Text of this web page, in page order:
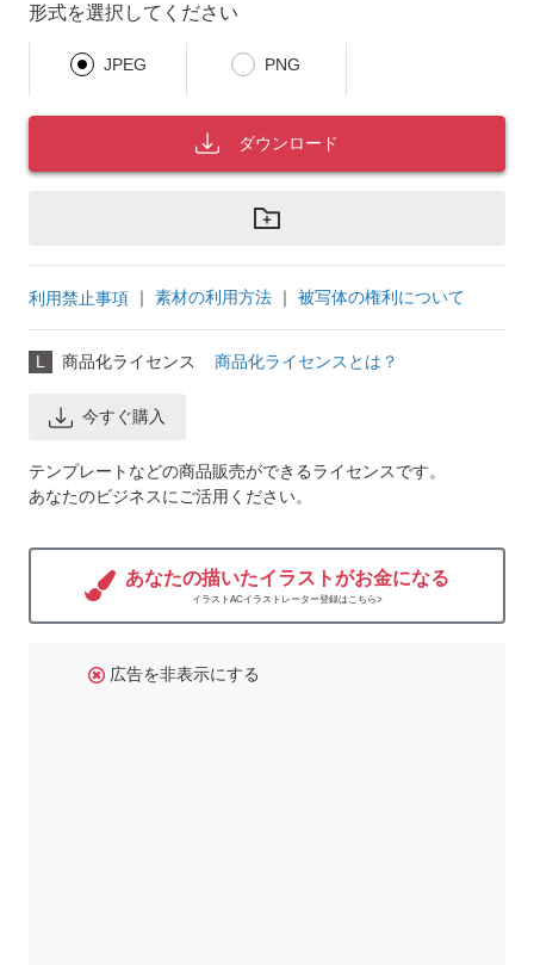
形式を選択してください
JPEG PNG
ダウンロード
利用禁止事項 ｜ 素材の利用方法 ｜ 被写体の権利について
L 商品化ライセンス 商品化ライセンスとは？
今すぐ購入
テンプレートなどの商品販売ができるライセンスです。
あなたのビジネスにご活用ください。
あなたの描いたイラストがお金になる
イラストACイラストレーター登録はこちら>
広告を非表示にする